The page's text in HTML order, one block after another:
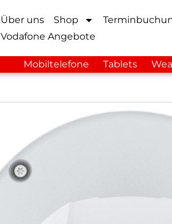
Über uns Shop
Vodafone Angebote
Mobiltelefone Tablets